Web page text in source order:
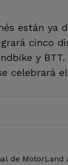
están ya
cinco
y
celebrará
de MotorLand